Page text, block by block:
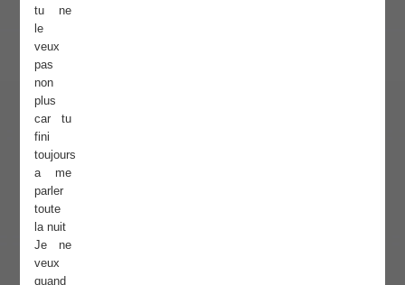
tu ne
le
veux
pas
non
plus
car tu
fini
toujours
a me
parler
toute
la nuit
Je ne
veux
quand